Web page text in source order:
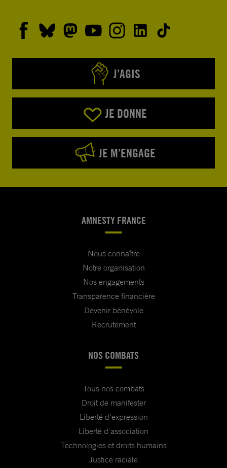
J’AGIS
JE DONNE
JE M’ENGAGE
AMNESTY FRANCE
Nous connaître
Notre organisation
Nos engagements
Transparence financière
Devenir bénévole
Recrutement
NOS COMBATS
Tous nos combats
Droit de manifester
Liberté d'expression
Liberté d'association
Technologies et droits humains
Justice raciale